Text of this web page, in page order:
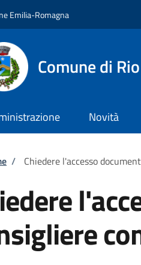
Emilia-Romagna
Comune di
Novità
di pane
/ Chiedere l'accesso